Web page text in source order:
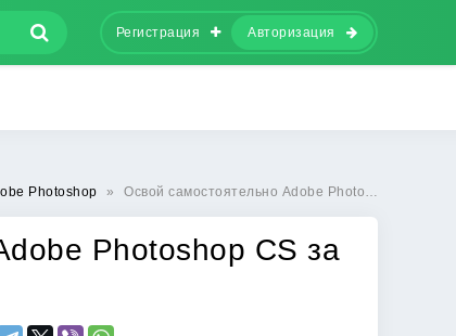
Регистрация Авторизация
Photoshop » Освой самостоятельно Adobe Photoshop CS за 24 часа
Photoshop CS за